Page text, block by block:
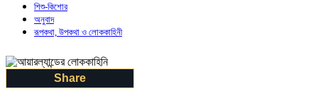
শিশু-কিশোর
অনুবাদ
রূপকথা, উপকথা ও লোককাহিনী
Share